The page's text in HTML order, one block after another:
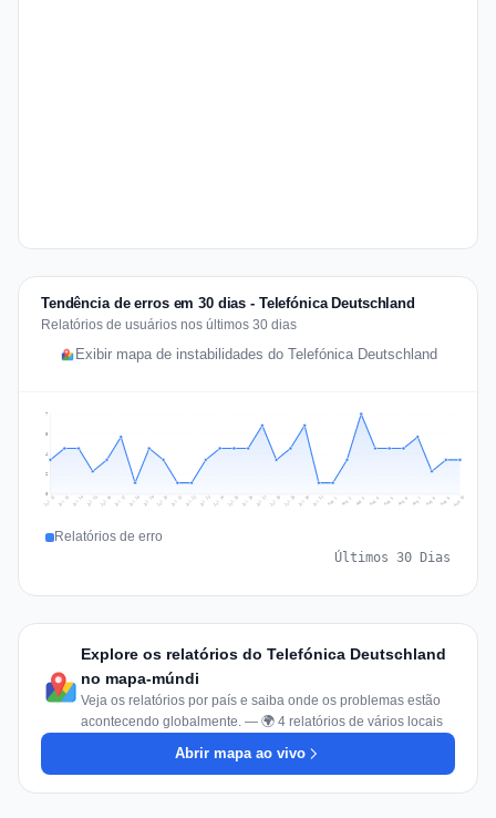
Tendência de erros em 30 dias - Telefónica Deutschland
Relatórios de usuários nos últimos 30 dias
Exibir mapa de instabilidades do Telefónica Deutschland
2
4
5
7
Jul 12 Jul 13 Jul 14 Jul 15 Jul 16 Jul 17 Jul 18 Jul 19 Jul 20 Jul 21 Jul 22 Jul 23 Jul 24 Jul 25 Jul 26 Jul 27 Jul 28 Jul 29 Jul 30 Jul 31 Aug 1 Aug 2 Aug 3 Aug 4 Aug 5 Aug 6 Aug 7 Aug 8 Aug 9 Aug 10
Relatórios de erro
Últimos 30 Dias
Explore os relatórios do Telefónica Deutschland
no mapa-múndi
Veja os relatórios por país e saiba onde os problemas estão
acontecendo globalmente. — 🌍 4 relatórios de vários locais
Abrir mapa ao vivo